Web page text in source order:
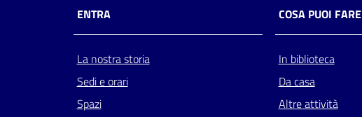
ENTRA
La nostra storia
Sedi e orari
Spazi
COSA PUOI FARE
In biblioteca
Da casa
Altre attività